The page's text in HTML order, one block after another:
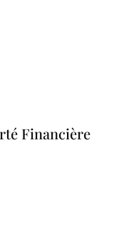
Financière